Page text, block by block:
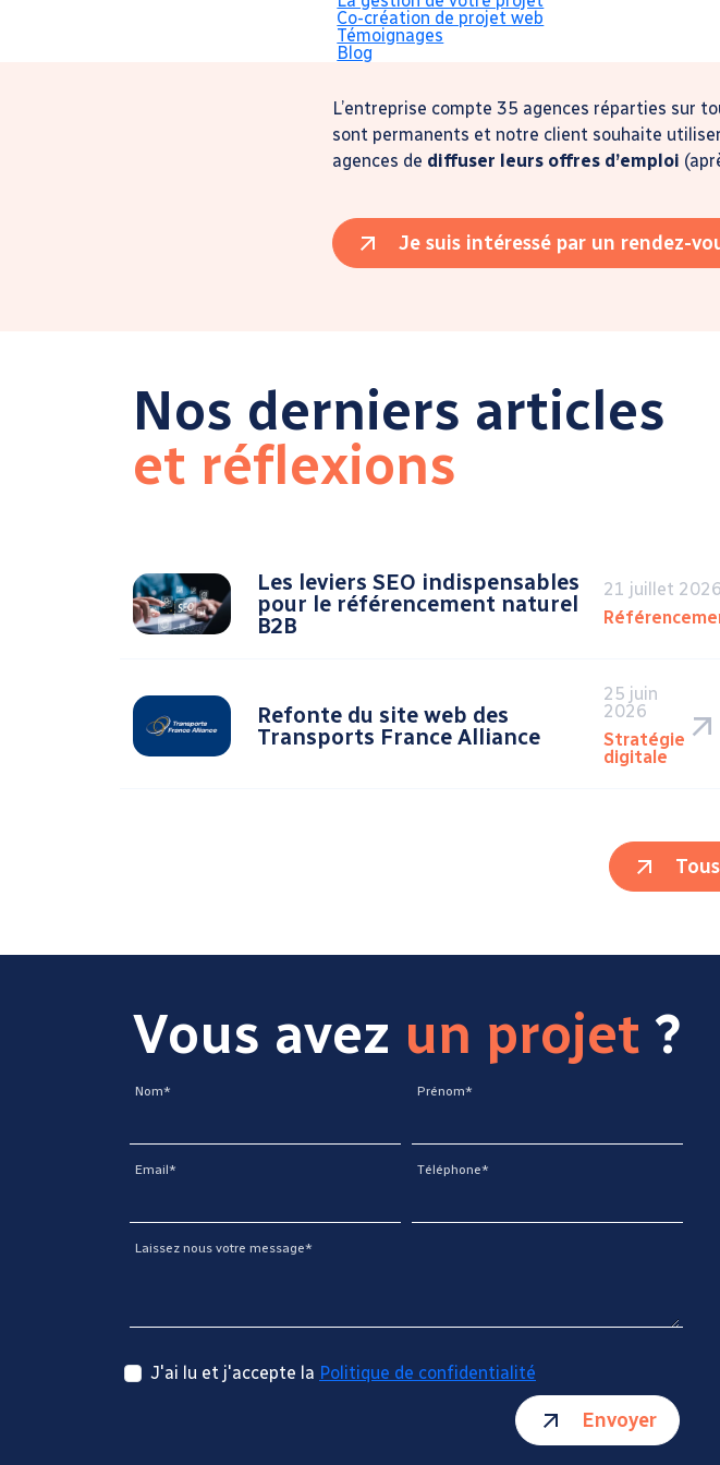
Co-création de projet web
Témoignages
Blog
Un espace dédié au
L’entreprise compte 35 agences réparties sur
sont permanents et notre client souhaite
agences de diffuser leurs offres d’emploi
Je suis intéressé par un rendez-
Nos derniers articles
et réflexions
Les leviers SEO indispensables
pour le référencement naturel
B2B
21 juillet 2026
Refonte du site web des
Transports France Alliance
25 juin
2026
Stratégie
digitale
Vous avez un projet ?
Nom* Prénom*
Email* Téléphone*
Laissez nous votre message*
J'ai lu et j'accepte la Politique de confidentialité
Envoyer